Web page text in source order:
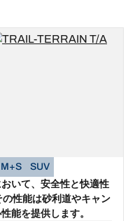
M+S
SUV
いて、安全性と快適性
性能は砂利道やキャン
能を提供します。